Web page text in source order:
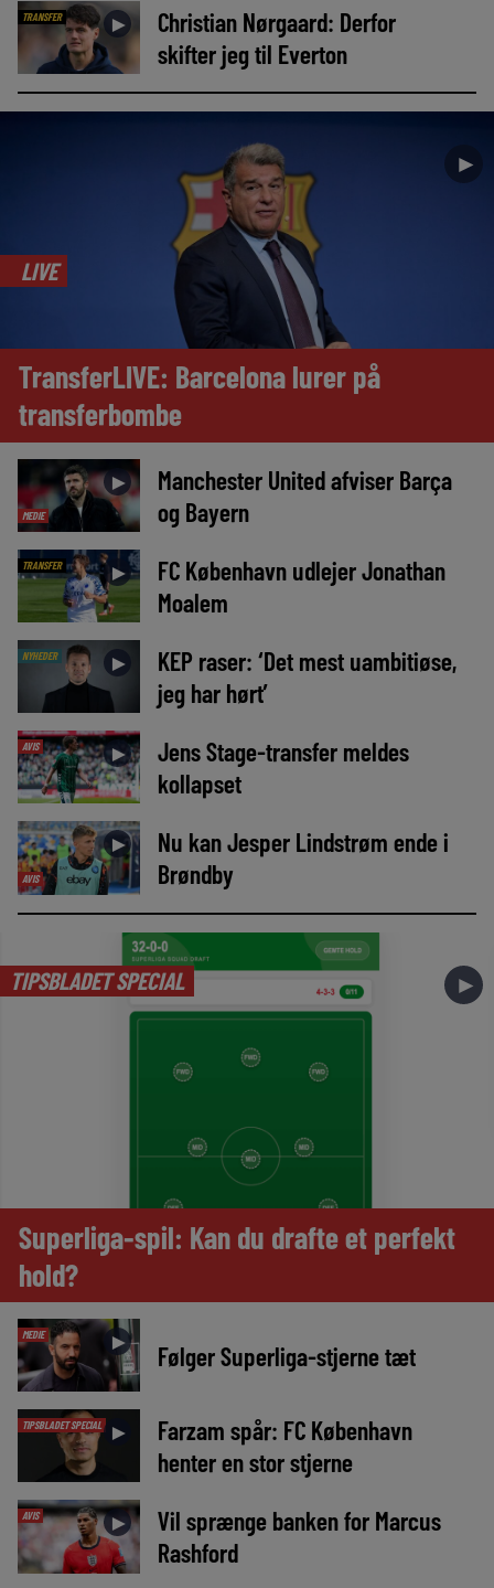
TRANSFER ►
Christian Nørgaard: Derfor
skifter jeg til Everton
►
LIVE
TransferLIVE: Barcelona lurer på
transferbombe
MEDIE
►
Manchester United afviser Barça
og Bayern
TRANSFER ►
FC København udlejer Jonathan
Moalem
NYHEDER ►
KEP raser: ‘Det mest uambitiøse,
jeg har hørt’
AVIS ►
Jens Stage-transfer meldes
kollapset
AVIS
►
Nu kan Jesper Lindstrøm ende i
Brøndby
TIPSBLADET SPECIAL ►
Superliga-spil: Kan du drafte et perfekt
hold?
MEDIE ► Følger Superliga-stjerne tæt
TIPSBLADET SPECIAL ►
Farzam spår: FC København
henter en stor stjerne
AVIS ►
Vil sprænge banken for Marcus
Rashford